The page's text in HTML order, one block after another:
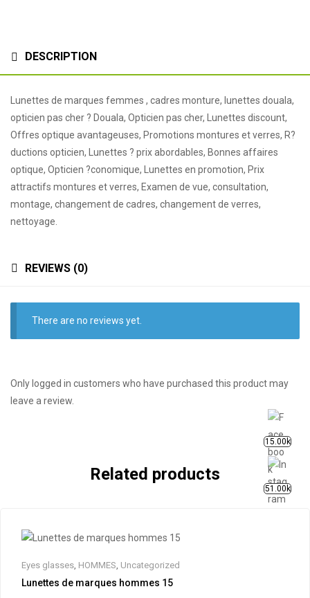
DESCRIPTION
Lunettes de marques femmes , cadres monture, lunettes douala,
opticien pas cher ? Douala, Opticien pas cher, Lunettes discount,
Offres optique avantageuses, Promotions montures et verres, R?
ductions opticien, Lunettes ? prix abordables, Bonnes affaires
optique, Opticien ?conomique, Lunettes en promotion, Prix
attractifs montures et verres, Examen de vue, consultation,
montage, changement de cadres, changement de verres,
nettoyage.
REVIEWS (0)
There are no reviews yet.
Only logged in customers who have purchased this product may
leave a review.
Related products
Eyes glasses HOMMES Uncategorized
Lunettes de marques hommes 15
15.00k
51.00k